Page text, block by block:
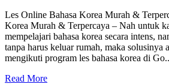
Les Online Bahasa Korea Murah &
Korea Murah & Terpercaya – Nah untuk
mempelajari bahasa korea secara intens,
tanpa harus keluar rumah, maka solusinya
mengikuti program les bahasa korea di
Read More